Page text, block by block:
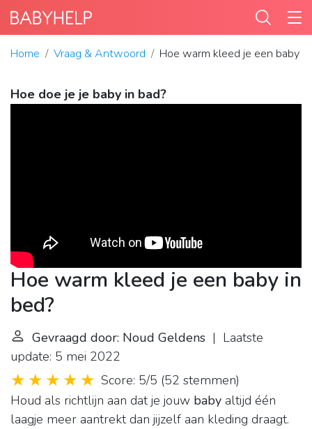
Home Vraag & Antwoord Hoe warm kleed je een baby
Hoe doe je je baby in bad?
Hoe warm kleed je een baby in
bed?
Gevraagd door: Noud Geldens | Laatste
update: 5 mei 2022
Score: 5/5 (52 stemmen)
Houd als richtlijn aan dat je jouw baby altijd één
laagje meer aantrekt dan jijzelf aan kleding draagt.